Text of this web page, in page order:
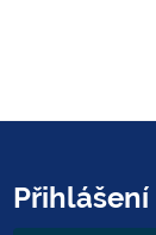
Přihlášení